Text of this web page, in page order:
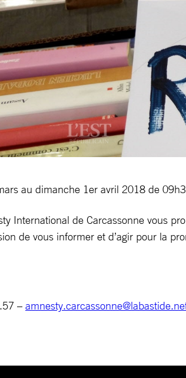
au dimanche 1er avril 2018 de
International de Carcassonne vous
de vous informer et d’agir pour la
–